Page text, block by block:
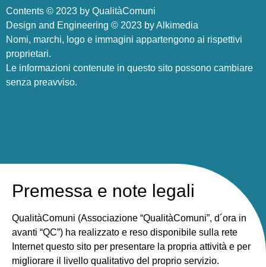
Contents © 2023 by QualitàComuni
Design and Engineering © 2023 by Alkimedia
Nomi, marchi, logo e immagini appartengono ai rispettivi
proprietari.
Le informazioni contenute in questo sito possono cambiare
senza preavviso.
Premessa e note legali
QualitàComuni (Associazione “QualitàComuni”, d´ora in
avanti “QC”) ha realizzato e reso disponibile sulla rete
Internet questo sito per presentare la propria attività e per
migliorare il livello qualitativo del proprio servizio.